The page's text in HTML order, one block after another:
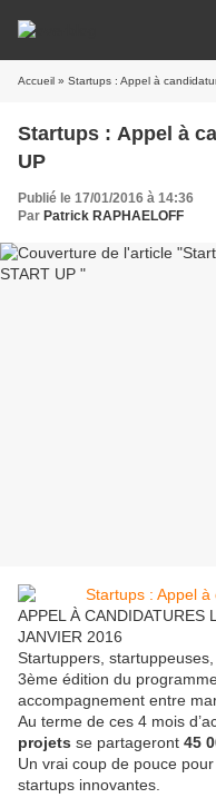
Accueil » Startups : Appel à
Startups : Appel à
UP
Publié le 17/01/2016 à 14:36
Par Patrick RAPHAELOFF
APPEL À CANDIDATURES
JANVIER 2016
Startuppers,
3ème édition du
accompagnement entre
Au terme de ces 4 mois
projets se partageront 45
Un vrai coup de pouce
startups innovantes.